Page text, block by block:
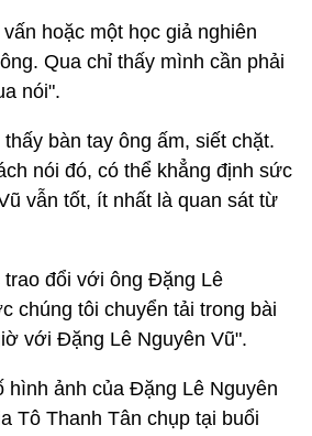
hoặc một học giả nghiên
Qua chỉ thấy mình cần phải
nói".
bàn tay ông ấm, siết chặt.
nói đó, có thể khẳng định sức
vẫn tốt, ít nhất là quan sát từ
trao đổi với ông Đặng Lê
chúng tôi chuyển tải trong bài
với Đặng Lê Nguyên Vũ".
hình ảnh của Đặng Lê Nguyên
Tô Thanh Tân chụp tại buổi